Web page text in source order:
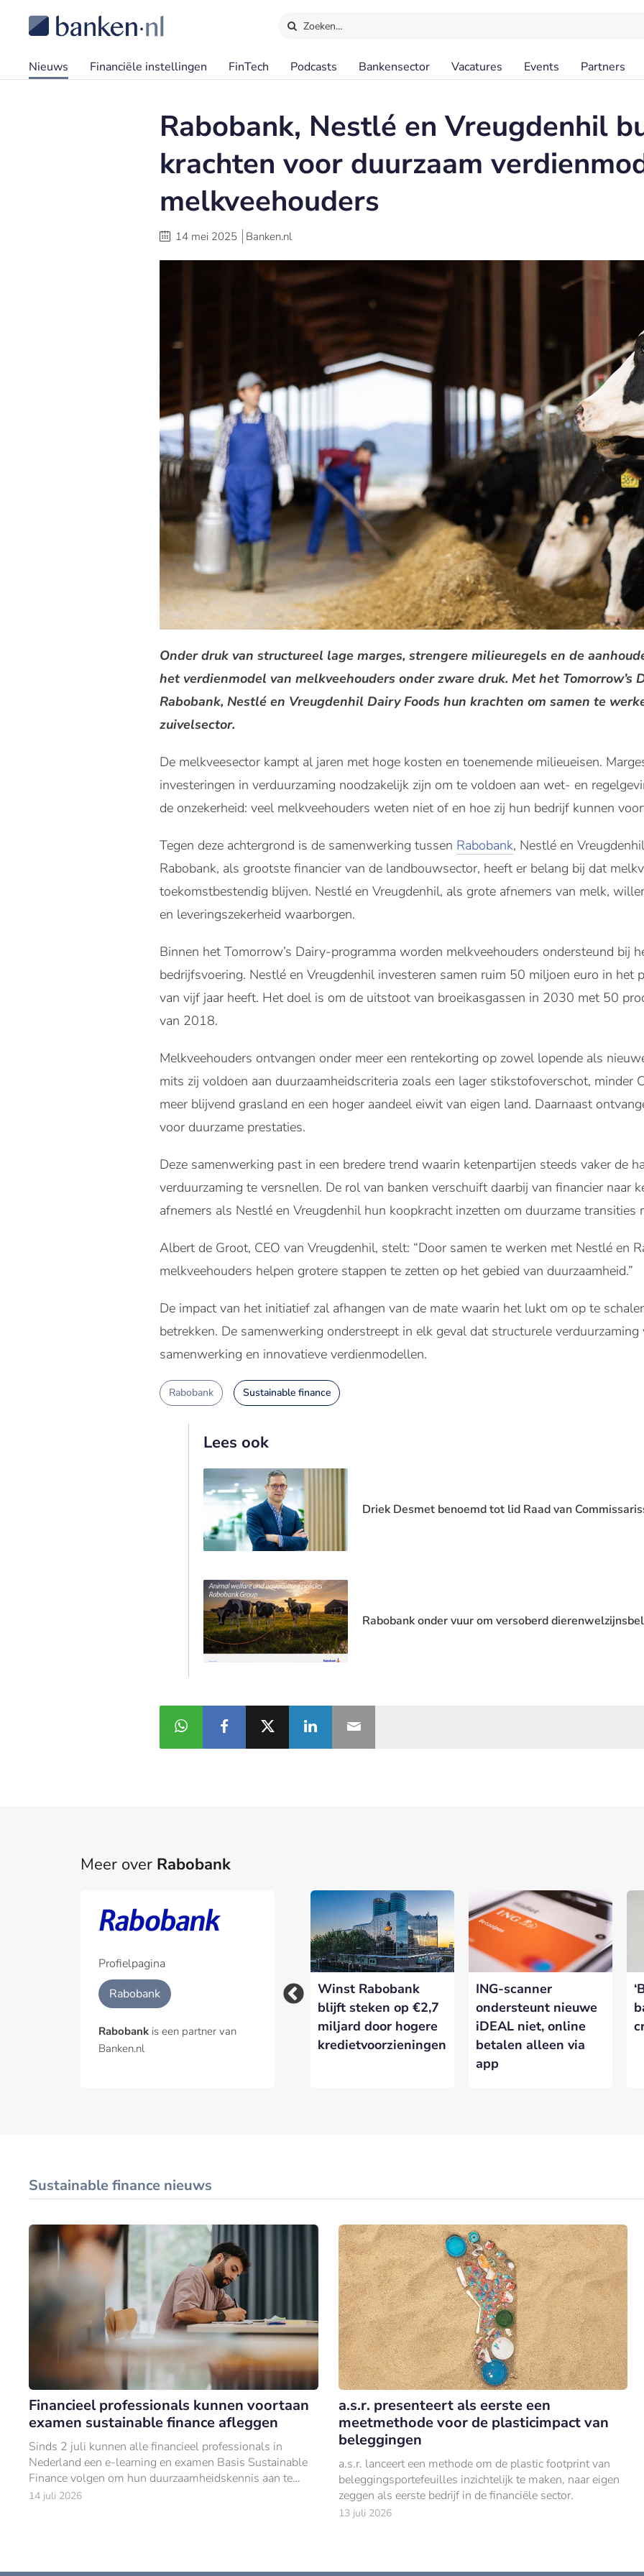
Zoeken…
Nieuws Financiële instellingen FinTech Podcasts Bankensector Vacatures Events Partners
Rabobank, Nestlé en Vreugdenhil
krachten voor duurzaam
melkveehouders
14 mei 2025 Banken.nl
Onder druk van structureel lage marges, strengere milieuregels en de
het verdienmodel van melkveehouders onder zware druk. Met het Tomorrow’s
Rabobank, Nestlé en Vreugdenhil Dairy Foods hun krachten om samen te
zuivelsector.
De melkveesector kampt al jaren met hoge kosten en toenemende milieueisen.
investeringen in verduurzaming noodzakelijk zijn om te voldoen aan wet- en
de onzekerheid: veel melkveehouders weten niet of en hoe zij hun bedrijf kunnen
Tegen deze achtergrond is de samenwerking tussen Rabobank, Nestlé en
Rabobank, als grootste financier van de landbouwsector, heeft er belang bij dat
toekomstbestendig blijven. Nestlé en Vreugdenhil, als grote afnemers van melk,
en leveringszekerheid waarborgen.
Binnen het Tomorrow’s Dairy-programma worden melkveehouders ondersteund bij
bedrijfsvoering. Nestlé en Vreugdenhil investeren samen ruim 50 miljoen euro in het
van vijf jaar heeft. Het doel is om de uitstoot van broeikasgassen in 2030 met 50
van 2018.
Melkveehouders ontvangen onder meer een rentekorting op zowel lopende als
mits zij voldoen aan duurzaamheidscriteria zoals een lager stikstofoverschot, minder
meer blijvend grasland en een hoger aandeel eiwit van eigen land. Daarnaast
voor duurzame prestaties.
Deze samenwerking past in een bredere trend waarin ketenpartijen steeds vaker de
verduurzaming te versnellen. De rol van banken verschuift daarbij van financier naar
afnemers als Nestlé en Vreugdenhil hun koopkracht inzetten om duurzame transities
Albert de Groot, CEO van Vreugdenhil, stelt: “Door samen te werken met Nestlé en
melkveehouders helpen grotere stappen te zetten op het gebied van duurzaamheid.”
De impact van het initiatief zal afhangen van de mate waarin het lukt om op te
betrekken. De samenwerking onderstreept in elk geval dat structurele
samenwerking en innovatieve verdienmodellen.
Rabobank Sustainable finance
Lees ook
Driek Desmet benoemd tot lid Raad van
Rabobank onder vuur om versoberd
Meer over Rabobank
Profielpagina
Rabobank
Rabobank is een partner van
Banken.nl
voedselzekerheid
financieringsvraagstuk
Rabobank versnelt
inzet van AI-agents
met nieuwe Agentic
Winst Rabobank
blijft steken op €2,7
miljard door hogere
kredietvoorzieningen
ING-scanner
ondersteunt nieuwe
iDEAL niet, online
betalen alleen via
app
Sustainable finance nieuws
Financieel professionals kunnen voortaan
examen sustainable finance afleggen
Sinds 2 juli kunnen alle financieel professionals in
Nederland een e-learning en examen Basis Sustainable
Finance volgen om hun duurzaamheidskennis aan te
tonen.
14 juli 2026
a.s.r. presenteert als eerste een
meetmethode voor de plasticimpact van
beleggingen
a.s.r. lanceert een methode om de plastic footprint van
beleggingsportefeuilles inzichtelijk te maken, naar eigen
zeggen als eerste bedrijf in de financiële sector.
13 juli 2026